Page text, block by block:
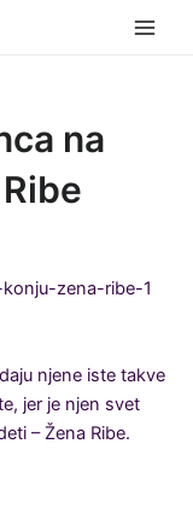
Main
na
njene iste takve
jer je njen svet
– Žena Ribe.